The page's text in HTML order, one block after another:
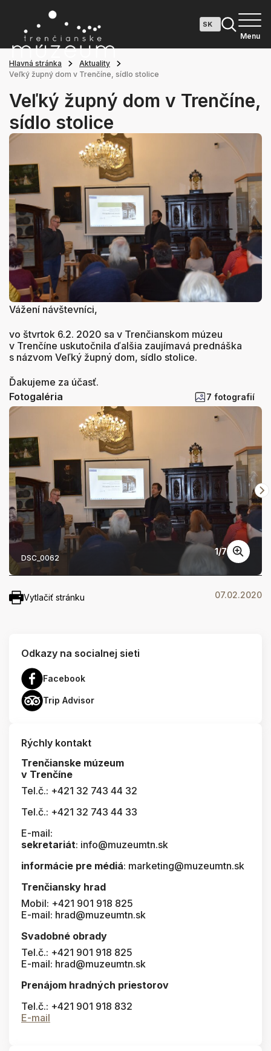
Menu
Hlavná stránka
Aktuality
Veľký župný dom v Trenčíne, sídlo stolice
Veľký župný dom v Trenčíne,
sídlo stolice
Vážení návštevníci,
vo štvrtok 6.2. 2020 sa v Trenčianskom múzeu
v Trenčíne uskutočnila ďalšia zaujímavá prednáška
s názvom Veľký župný dom, sídlo stolice.
Ďakujeme za účasť.
Fotogaléria
7 fotografií
DSC_0062
1/7
Vytlačiť stránku 07.02.2020
Odkazy na socialnej sieti
Facebook
Trip Advisor
Rýchly kontakt
Trenčianske múzeum
v Trenčíne
Tel.č.: +421 32 743 44 32
Tel.č.: +421 32 743 44 33
E-mail:
sekretariát: info@muzeumtn.sk
informácie pre médiá: marketing@muzeumtn.sk
Trenčiansky hrad
Mobil: +421 901 918 825
E-mail: hrad@muzeumtn.sk
Svadobné obrady
Tel.č.: +421 901 918 825
E-mail: hrad@muzeumtn.sk
Prenájom hradných priestorov
Tel.č.: +421 901 918 832
E-mail